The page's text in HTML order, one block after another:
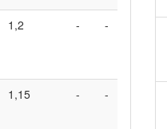
1,2 - -
1,15 - -